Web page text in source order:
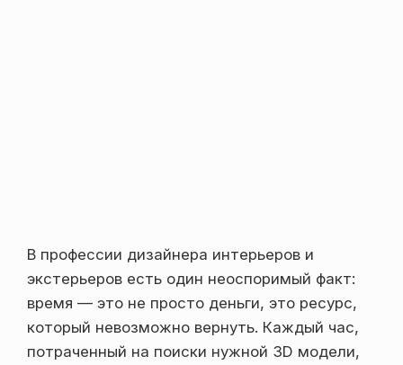
В профессии дизайнера интерьеров и
экстерьеров есть один неоспоримый факт:
время — это не просто деньги, это ресурс,
который невозможно вернуть. Каждый час,
потраченный на поиски нужной 3D модели,